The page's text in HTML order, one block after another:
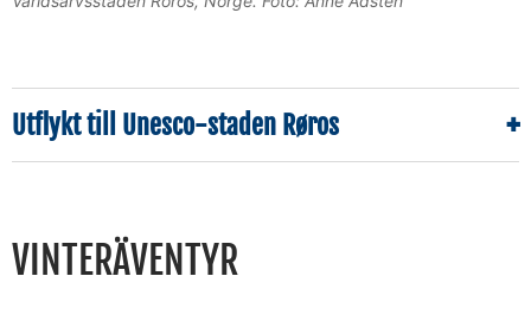
Utflykt till Unesco-staden Røros
VINTERÄVENTYR